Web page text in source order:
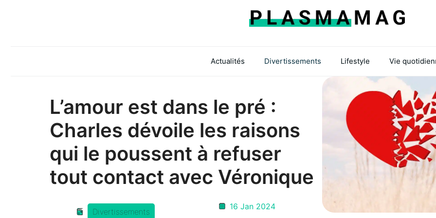
Actualités Divertissements Lifestyle Vie
L’amour est dans le pré :
Charles dévoile les raisons
qui le poussent à refuser
tout contact avec Véronique
Divertissements
16 Jan 2024